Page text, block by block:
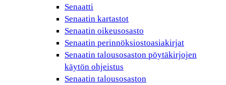
Senaatti
Senaatin kartastot
Senaatin oikeusosasto
Senaatin perinnöksiostoasiakirjat
Senaatin talousosaston pöytäkirjojen
käytön ohjeistus
Senaatin talousosaston